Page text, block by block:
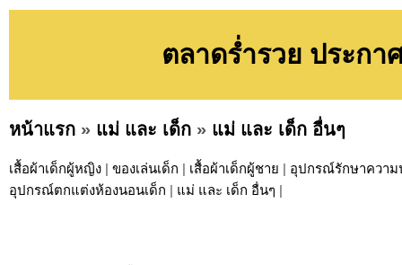
ตลาดร่ำรวย ประก
หน้าแรก » แม่ และ เด็ก » แม่ และ เด็ก อื่นๆ
เสื้อผ้าเด็กผู้หญิง | ของเล่นเด็ก | เสื้อผ้าเด็กผู้ชาย | อุปกรณ์รักษาควา
อุปกรณ์ตกแต่งห้องนอนเด็ก | แม่ และ เด็ก อื่นๆ |